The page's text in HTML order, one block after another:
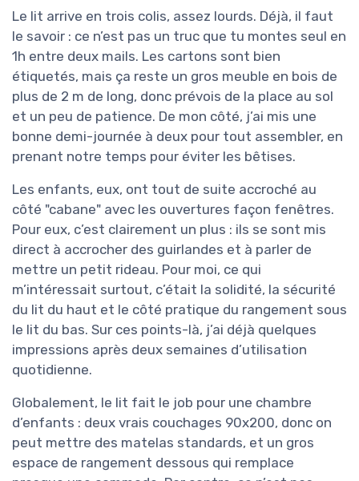
Le lit arrive en trois colis, assez lourds. Déjà, il faut
le savoir : ce n’est pas un truc que tu montes seul en
1h entre deux mails. Les cartons sont bien
étiquetés, mais ça reste un gros meuble en bois de
plus de 2 m de long, donc prévois de la place au sol
et un peu de patience. De mon côté, j’ai mis une
bonne demi-journée à deux pour tout assembler, en
prenant notre temps pour éviter les bêtises.
Les enfants, eux, ont tout de suite accroché au
côté "cabane" avec les ouvertures façon fenêtres.
Pour eux, c’est clairement un plus : ils se sont mis
direct à accrocher des guirlandes et à parler de
mettre un petit rideau. Pour moi, ce qui
m’intéressait surtout, c’était la solidité, la sécurité
du lit du haut et le côté pratique du rangement sous
le lit du bas. Sur ces points-là, j’ai déjà quelques
impressions après deux semaines d’utilisation
quotidienne.
Globalement, le lit fait le job pour une chambre
d’enfants : deux vrais couchages 90x200, donc on
peut mettre des matelas standards, et un gros
espace de rangement dessous qui remplace